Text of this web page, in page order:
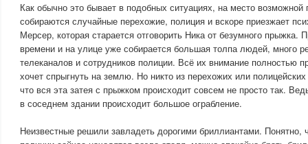
Как обычно это бывает в подобных ситуациях, на место возможной
собираются случайные перехожие, полиция и вскоре приезжает
Мерсер, которая старается отговорить Ника от безумного прыжка.
времени и на улице уже собирается большая толпа людей, много
телеканалов и сотрудников полиции. Всё их внимание полностью
хочет спрыгнуть на землю. Но никто из перехожих или
что вся эта затея с прыжком происходит совсем не просто так.
в соседнем здании происходит большое ограбление.
Неизвестные решили завладеть дорогими бриллиантами. Понятно,